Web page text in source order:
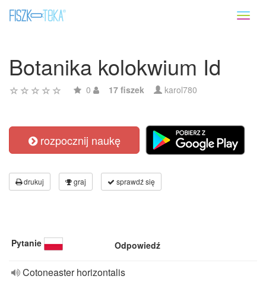
Botanika kolokwium Id
0 17 fiszek karol780
rozpocznij naukę
drukuj graj sprawdź się
Pytanie Odpowiedź
Cotoneaster horizontalis